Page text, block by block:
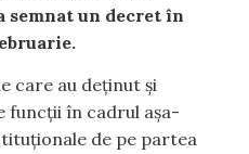
semnat un decret în
care au deținut și
funcții în cadrul așa-
de pe partea